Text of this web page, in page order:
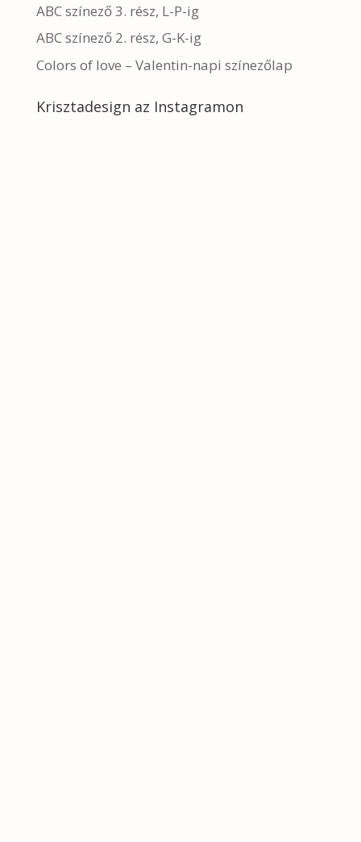
ABC színező 3. rész, L-P-ig
ABC színező 2. rész, G-K-ig
Colors of love – Valentin-napi színezőlap
Krisztadesign az Instagramon